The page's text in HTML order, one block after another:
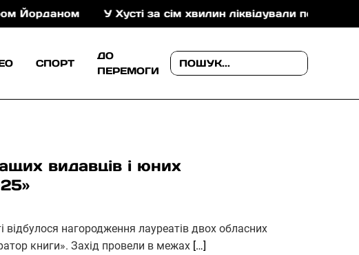
У Хусті за сім хвилин ліквідували пожежу в
СПОРТ
ДО
ПЕРЕМОГИ
видавців і юних
нагородження лауреатів двох обласних
книги». Захід провели в межах […]